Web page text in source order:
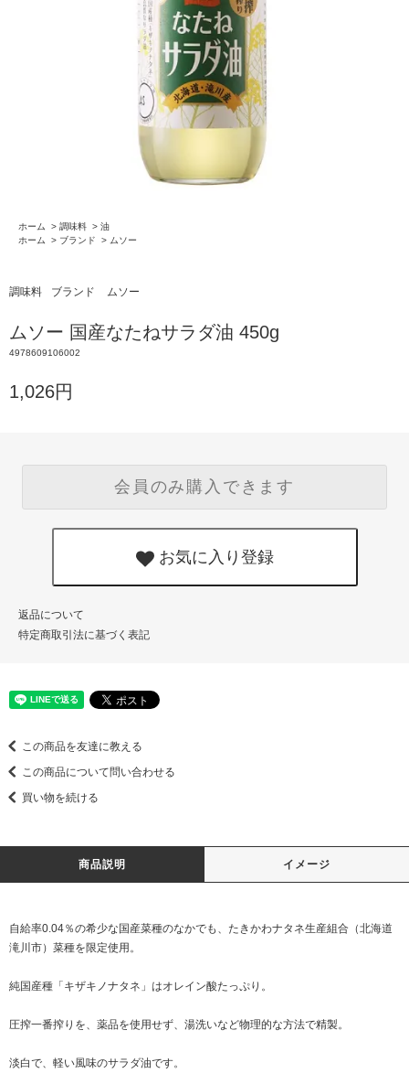
ホーム > 調味料 > 油
ホーム
> ブランド > ムソー
調味料 ブランド ムソー
ムソー 国産なたねサラダ油 450g
4978609106002
1,026円
会員のみ購入できます
お気に入り登録
返品について
特定商取引法に基づく表記
この商品を友達に教える
この商品について問い合わせる
買い物を続ける
商品説明 イメージ
自給率0.04％の希少な国産菜種のなかでも、たきかわナタネ生産組合（北海道
滝川市）菜種を限定使用。
純国産種「キザキノナタネ」はオレイン酸たっぷり。
圧搾一番搾りを、薬品を使用せず、湯洗いなど物理的な方法で精製。
淡白で、軽い風味のサラダ油です。